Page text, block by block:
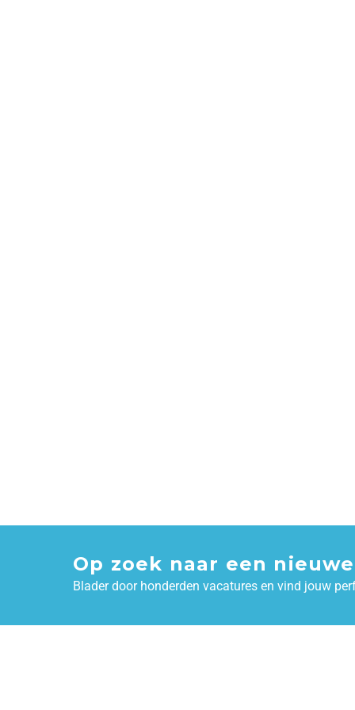
Op zoek naar een
Blader door honderden vacatures en vind jouw